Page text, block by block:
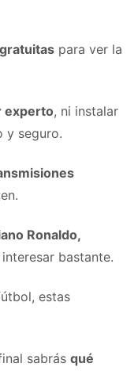
para ver la
experto, ni instalar
y seguro.
Ronaldo,
bastante.
estas
sabrás qué